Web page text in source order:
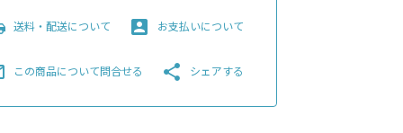
送料・配送について account_box お支払いについて
この商品について問合せる share シェアする